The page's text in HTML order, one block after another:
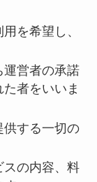
を希望し、
運営者の承諾
者をいいま
供する一切の
スの内容、料